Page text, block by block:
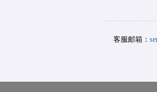
客服邮箱：